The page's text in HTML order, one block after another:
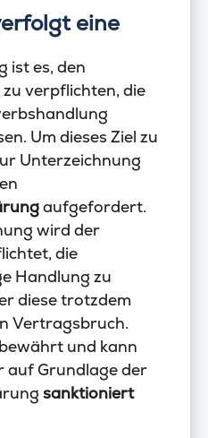
eine
ist es, den
verpflichten, die
Um dieses Ziel zu
Unterzeichnung
aufgefordert.
wird der
die
Handlung zu
diese trotzdem
Vertragsbruch.
und kann
auf Grundlage der
sanktioniert